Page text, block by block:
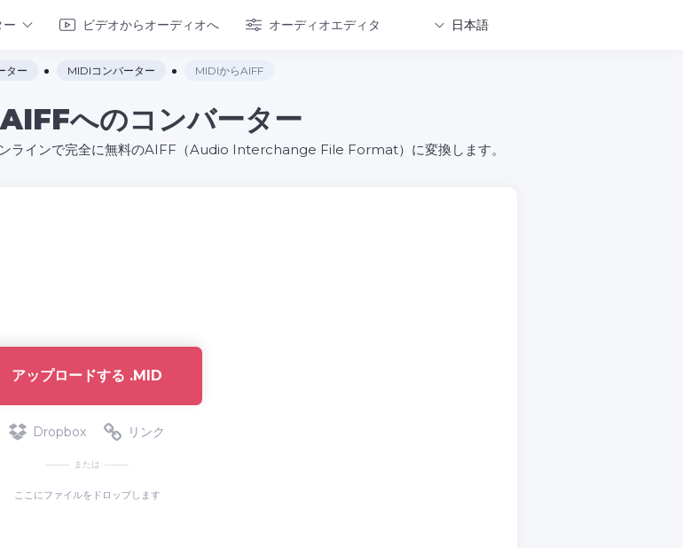
ー ビデオからオーディオへ オーディオエディタ 日本語
ター MIDIコンバーター MIDIからAIFF
へのコンバーター
インで完全に無料のAIFF（Audio Interchange File Format）に変換します。
アップロードする .MID
Dropbox リンク
または
ここにファイルをドロップします